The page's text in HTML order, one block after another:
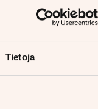
Tietoja